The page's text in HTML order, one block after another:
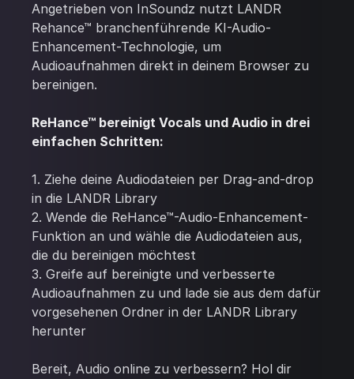
Angetrieben von InSoundz nutzt LANDR
Rehance™ branchenführende KI-Audio-
Enhancement-Technologie, um
Audioaufnahmen direkt in deinem Browser zu
bereinigen.
ReHance™ bereinigt Vocals und Audio in drei
einfachen Schritten:
1. Ziehe deine Audiodateien per Drag-and-drop
in die LANDR Library
2. Wende die ReHance™-Audio-Enhancement-
Funktion an und wähle die Audiodateien aus,
die du bereinigen möchtest
3. Greife auf bereinigte und verbesserte
Audioaufnahmen zu und lade sie aus dem dafür
vorgesehenen Ordner in der LANDR Library
herunter
Bereit, Audio online zu verbessern? Hol dir